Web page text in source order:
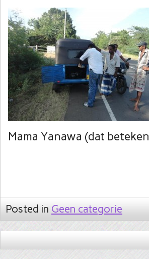
Mama Yanawa (dat
Posted in Geen categorie